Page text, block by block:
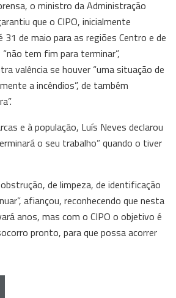
o ministro da Administração
que o CIPO, inicialmente
de maio para as regiões Centro e de
tem fim para terminar”,
valência se houver “uma situação de
a incêndios”, de também
e à população, Luís Neves declarou
o seu trabalho” quando o tiver
de limpeza, de identificação
afiançou, reconhecendo que nesta
anos, mas com o CIPO o objetivo é
pronto, para que possa acorrer